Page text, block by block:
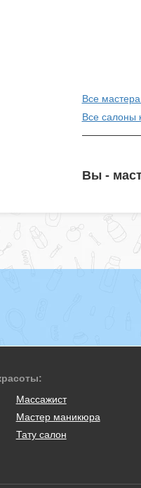
Все
Все салоны
Вы -
Массажист
Мастер маникюра
Тату салон